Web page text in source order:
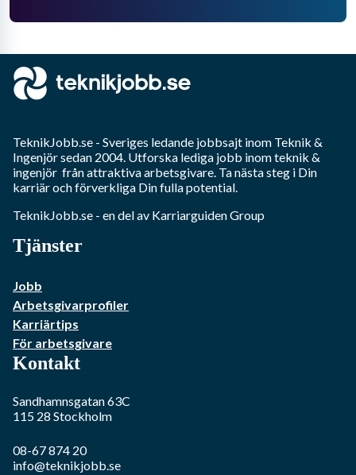
TeknikJobb.se - Sveriges ledande jobbsajt inom Teknik &
Ingenjörsedan 2004. Utforska lediga jobb inomteknik &
ingenjör från attraktiva arbetsgivare. Ta nästa steg i Din
karriär och förverkliga Din fulla potential.
TeknikJobb.se - en del av Karriarguiden Group
Tjänster
Jobb
Arbetsgivarprofiler
Karriärtips
För arbetsgivare
Kontakt
Sandhamnsgatan 63C
115 28 Stockholm
08-67 874 20
info@teknikjobb.se